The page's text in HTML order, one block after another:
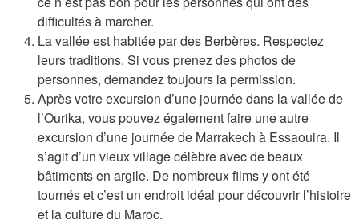
difficultés à marcher.
La vallée est habitée par des Berbères. Respectez
leurs traditions. Si vous prenez des photos de
personnes, demandez toujours la permission.
Après votre excursion d’une journée dans la vallée de
l’Ourika, vous pouvez également faire une autre
excursion d’une journée de Marrakech à Essaouira. Il
s’agit d’un vieux village célèbre avec de beaux
bâtiments en argile. De nombreux films y ont été
tournés et c’est un endroit idéal pour découvrir l’histoire
et la culture du Maroc.